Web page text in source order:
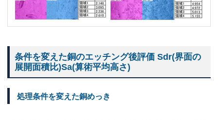
条件を変えた銅のエッチング後評価 Sdr(界面の
展開面積比)Sa(算術平均高さ)
処理条件を変えた銅めっき